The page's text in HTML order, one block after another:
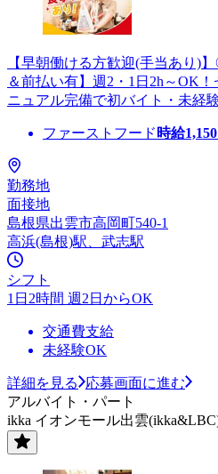
【早朝働ける方歓迎(手当あり)
＆前払い有】週2・1日2h～OK
ニュアル完備で初バイト・未経
ファーストフード 時給1,150
勤務地
面接地
島根県出雲市高岡町540-1
高浜(島根)駅、武志駅
シフト
1日2時間 週2日からOK
交通費支給
未経験OK
詳細を見る
応募画面に進む
アルバイト・パート
ikka イオンモール出雲